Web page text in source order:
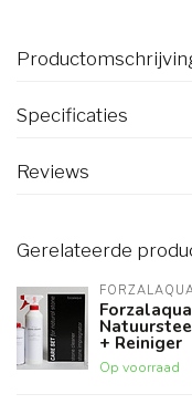
Specificaties
Reviews
Gerelateerde
+ Reiniger
Op voorraad